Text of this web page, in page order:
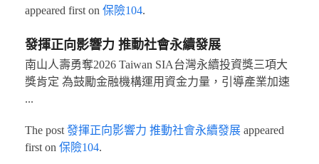
appeared first on 保險104.
發揮正向影響力 推動社會永續發展
南山人壽勇奪2026 Taiwan SIA台灣永續投資獎三項大
獎肯定 為鼓勵金融機構運用資金力量，引導產業加速
...
The post 發揮正向影響力 推動社會永續發展appeared
first on 保險104.